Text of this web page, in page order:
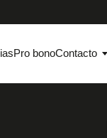
Pro bonoContacto